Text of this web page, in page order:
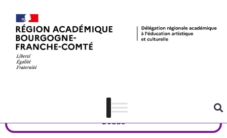
Doubs